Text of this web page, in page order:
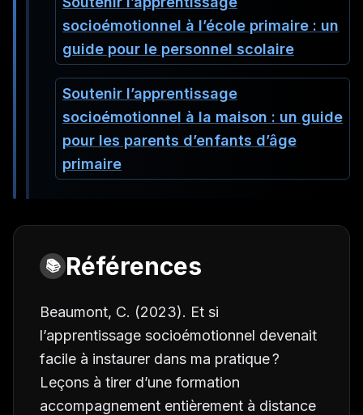
socioémotionnel à l’école primaire : un
guide pour le personnel scolaire
Soutenir l’apprentissage
socioémotionnel à la maison : un guide
pour les parents d’enfants d’âge
primaire
📚 Références
Beaumont, C. (2023). Et si
l’apprentissage socioémotionnel devenait
facile à instaurer dans ma pratique ?
Leçons à tirer d’une formation
accompagnement entièrement à distance